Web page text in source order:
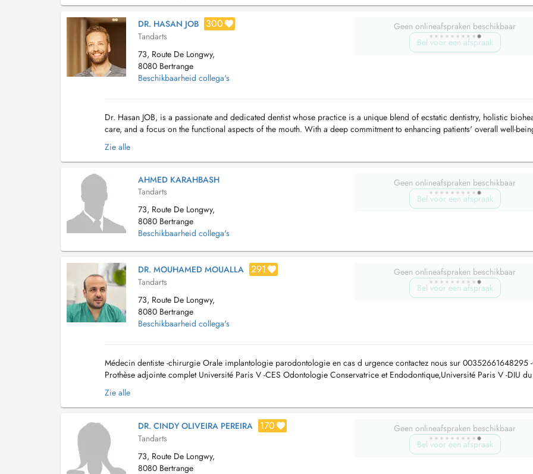
DR. HASAN JOB 300
Tandarts
73, Route De Longwy,
8080 Bertrange
Beschikbaarheid collega's
Geen onlineafspraken beschikbaar
Bel voor een afspraak
Dr. Hasan JOB, is a passionate and dedicated dentist whose practice is a unique blend of ecstatic dentistry, holistic
care, and a focus on the functional aspects of the mouth. With a deep commitment to enhancing patients' overall well-
JOB goes beyond traditional dental care ...
Zie alle
AHMED KARAHBASH
Tandarts
73, Route De Longwy,
8080 Bertrange
Beschikbaarheid collega's
Geen onlineafspraken beschikbaar
Bel voor een afspraak
DR. MOUHAMED MOUALLA 291
Tandarts
73, Route De Longwy,
8080 Bertrange
Beschikbaarheid collega's
Geen onlineafspraken beschikbaar
Bel voor een afspraak
Médecin dentiste -chirurgie Orale implantologie parodontologie en cas d urgence contactez nous sur 00352661648295
Prothèse adjointe complet Université Paris V -CES Odontologie Conservatrice et Endodontique,Université Paris V -DIU du
traitement odonto-stomatologique du syndrome dapnée obstr...
Zie alle
DR. CINDY OLIVEIRA PEREIRA 170
Tandarts
73, Route De Longwy,
8080 Bertrange
Geen onlineafspraken beschikbaar
Bel voor een afspraak